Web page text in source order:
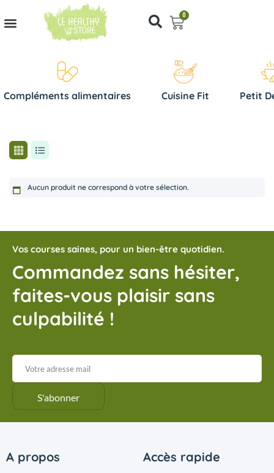
0
Compléments alimentaires Cuisine Fit Petit
Aucun produit ne correspond à votre sélection.
Vos courses saines, pour un bien-être quotidien.
Commandez sans hésiter,
faites-vous plaisir sans
culpabilité !
A propos Accès rapide